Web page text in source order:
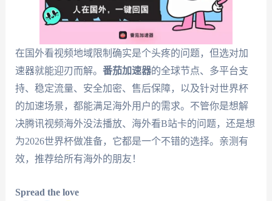
在国外看视频地域限制确实是个头疼的问题，但选对加
速器就能迎刃而解。 番茄加速器的全球节点、多平台支
持、稳定流量、安全加密、售后保障，以及针对世界杯
的加速场景，都能满足海外用户的需求。不管你是想解
决腾讯视频海外没法播放、海外看B站卡的问题，还是想
为2026世界杯做准备，它都是一个不错的选择。亲测有
效，推荐给所有海外的朋友！
Spread the love